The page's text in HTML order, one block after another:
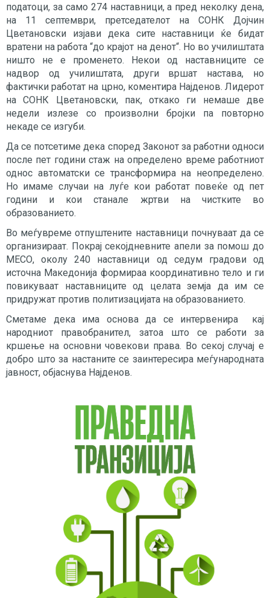
податоци, за само 274 наставници, а пред неколку дена,
на 11 септември, претседателот на СОНК Дојчин
Цветановски изјави дека сите наставници ќе бидат
вратени на работа “до крајот на денот“. Но во училиштата
ништо не е променето. Некои од наставниците се
надвор од училиштата, други вршат настава, но
фактички работат на црно, коментира Најденов. Лидерот
на СОНК Цветановски, пак, откако ги немаше две
недели излезе со произволни бројки па повторно
некаде се изгуби.
Да се потсетиме дека според Законот за работни односи
после пет години стаж на определено време работниот
однос автоматски се трансформира на неопределено.
Но имаме случаи на луѓе кои работат повеќе од пет
години и кои станале жртви на чистките во
образованието.
Во меѓувреме отпуштените наставници почнуваат да се
организираат. Покрај секојдневните апели за помош до
МЕСО, околу 240 наставници од седум градови од
источна Македонија формираа координативно тело и ги
повикуваат наставниците од целата земја да им се
придружат против политизацијата на образованието.
Сметаме дека има основа да се интервенира кај
народниот правобранител, затоа што се работи за
кршење на основни човекови права. Во секој случај е
добро што за настаните се заинтересира меѓународната
јавност, објаснува Најденов.